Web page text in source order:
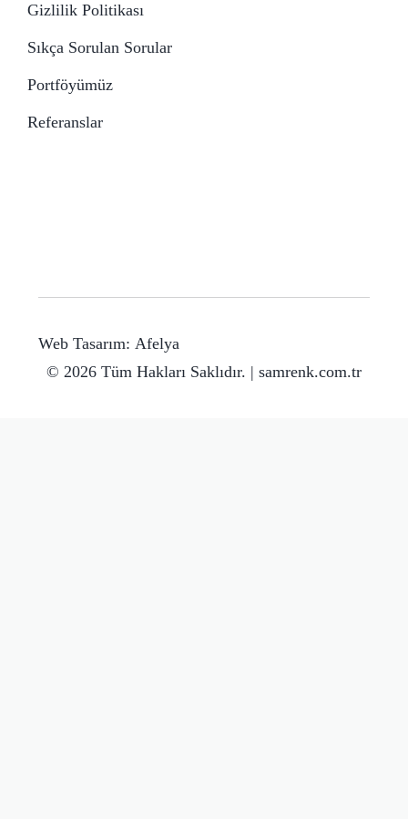
Gizlilik Politikası
Sıkça Sorulan Sorular
Portföyümüz
Referanslar
Web Tasarım: Afelya
© 2026 Tüm Hakları Saklıdır. | samrenk.com.tr